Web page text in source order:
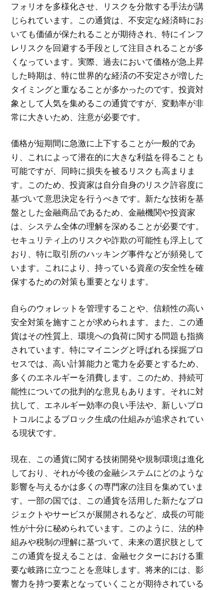
フォリオを多様化させ、リスクを分散する手法が講
じられています。この通貨は、不安定な経済時にお
いても価値が保たれることが期待され、特にインフ
レリスクを回避する手段として注目されることが多
くなっています。実際、過去において価格が急上昇
した時期は、特に世界的な経済の不安定さが増した
タイミングと重なることが多かったのです。投資対
象として人気を集めるこの通貨ですが、変動率が非
常に大きいため、注意が必要です。
価格が短期間に急激に上下することが一般的であ
り、これによって潜在的に大きな利益を得ることも
可能ですが、同時に損失を被るリスクも高まりま
す。このため、投資家は自分自身のリスク許容度に
基づいて意思決定を行うべきです。新たな技術を基
盤とした金融商品であるため、金融機関や投資家
は、システム全体の理解を深めることが必要です。
セキュリティ上のリスクや詐欺の可能性も浮上して
おり、特に取引所のハッキング事件などが頻発して
います。これにより、持っている資産の安全性を確
保するための対策も重要となります。
自らのウォレットを管理することや、信頼性の高い
安全対策を施すことが求められます。また、この通
貨はその性質上、環境への負荷に関する問題も指摘
されています。特にマイニングと呼ばれる採掘プロ
セスでは、高い計算能力と電力を必要とするため、
多くのエネルギーを消費します。このため、持続可
能性についての批判的な意見もあります。それに対
抗して、エネルギー効率の良い手法や、新しいプロ
トコルによるブロック生成の仕組みが追求されてい
る現状です。
現在、この通貨に関する技術開発や規制環境は進化
しており、それが今後の金融システムにどのような
影響を与えるかは多くの専門家の注目を集めていま
す。一部の国では、この通貨を活用した新たなプロ
ジェクトやサービスが展開されるなど、成長の可能
性が十分に秘められています。このように、法的枠
組みや税制の理解に基づいて、未来の選択肢として
この通貨を捉えることは、金融セクターにおける重
要な岐路に立つことを意味します。将来的には、影
響力を持つ要素となっていくことが期待されている